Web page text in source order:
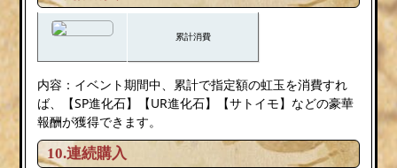
累計消費
内容：イベント期間中、累計で指定額の虹玉を消費すれ
ば、【SP進化石】【UR進化石】【サトイモ】などの豪華
報酬が獲得できます。
10.連続購入